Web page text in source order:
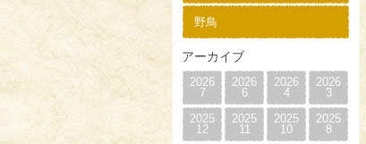
野鳥
アーカイブ
2026
7
2026
6
2026
4
2026
3
2025
12
2025
11
2025
10
2025
8